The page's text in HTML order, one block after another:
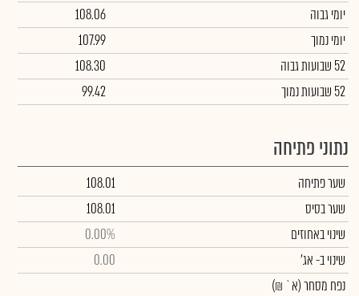
יומי גבוה
108.06
יומי נמוך
107.99
52 שבועות גבוה
108.30
52 שבועות נמוך
99.42
נתוני פתיחה
שער פתיחה
108.01
שער בסיס
108.01
שינוי באחוזים
0.00%
שינויב- אג'
0.00
נפח מסחר(א` ₪)